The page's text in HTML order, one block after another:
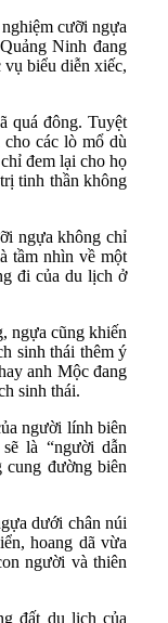
cưỡi ngựa
Ninh đang
biểu diễn xiếc,
quá đông. Tuyệt
các lò mổ dù
đem lại cho họ
tinh thần không
ngựa không chỉ
tầm nhìn về một
đi của du lịch ở
ngựa cũng khiến
sinh thái thêm ý
anh Mộc đang
sinh thái.
người lính biên
là “người dẫn
cung đường biên
dưới chân núi
hoang dã vừa
người và thiên
đất du lịch của